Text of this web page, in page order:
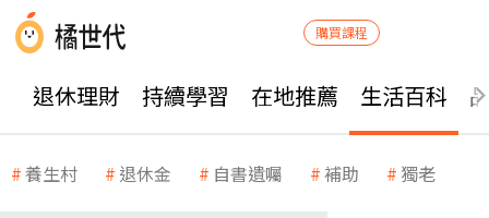
購買課程
退休理財 持續學習 在地推薦 生活百科
養生村 退休金 自書遺囑 補助 獨老